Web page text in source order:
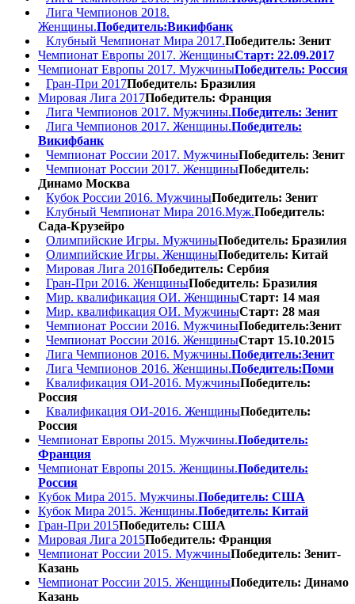
Лига Чемпионов 2018.
Женщины.Победитель:Викифбанк
Клубный Чемпионат Мира 2017.Победитель: Зенит
Чемпионат Европы 2017. ЖенщиныСтарт: 22.09.2017
Чемпионат Европы 2017. МужчиныПобедитель: Россия
Гран-При 2017Победитель: Бразилия
Мировая Лига 2017Победитель: Франция
Лига Чемпионов 2017. Мужчины.Победитель: Зенит
Лига Чемпионов 2017. Женщины.Победитель:
Викифбанк
Чемпионат России 2017. МужчиныПобедитель: Зенит
Чемпионат России 2017. ЖенщиныПобедитель:
Динамо Москва
Кубок России 2016. МужчиныПобедитель: Зенит
Клубный Чемпионат Мира 2016.Муж.Победитель:
Сада-Крузейро
Олимпийские Игры. МужчиныПобедитель: Бразилия
Олимпийские Игры. ЖенщиныПобедитель: Китай
Мировая Лига 2016Победитель: Сербия
Гран-При 2016. ЖенщиныПобедитель: Бразилия
Мир. квалификация ОИ. ЖенщиныСтарт: 14 мая
Мир. квалификация ОИ. МужчиныСтарт: 28 мая
Чемпионат России 2016. МужчиныПобедитель:Зенит
Чемпионат России 2016. ЖенщиныСтарт 15.10.2015
Лига Чемпионов 2016. Мужчины.Победитель:Зенит
Лига Чемпионов 2016. Женщины.Победитель:Поми
Квалификация ОИ-2016. МужчиныПобедитель:
Россия
Квалификация ОИ-2016. ЖенщиныПобедитель:
Россия
Чемпионат Европы 2015. Мужчины.Победитель:
Франция
Чемпионат Европы 2015. Женщины.Победитель:
Россия
Кубок Мира 2015. Мужчины.Победитель: США
Кубок Мира 2015. Женщины.Победитель: Китай
Гран-При 2015Победитель: США
Мировая Лига 2015Победитель: Франция
Чемпионат России 2015. МужчиныПобедитель: Зенит-
Казань
Чемпионат России 2015. ЖенщиныПобедитель: Динамо
Казань